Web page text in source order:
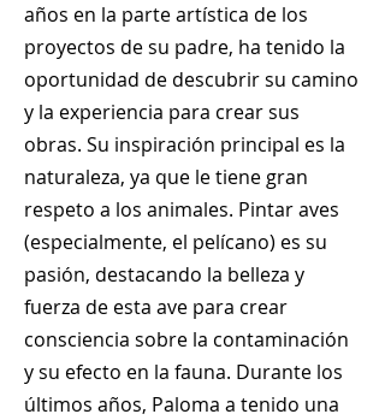
años en la parte artística de los
proyectos de su padre, ha tenido la
oportunidad de descubrir su camino
y la experiencia para crear sus
obras. Su inspiración principal es la
naturaleza, ya que le tiene gran
respeto a los animales. Pintar aves
(especialmente, el pelícano) es su
pasión, destacando la belleza y
fuerza de esta ave para crear
consciencia sobre la contaminación
y su efecto en la fauna. Durante los
últimos años, Paloma a tenido una